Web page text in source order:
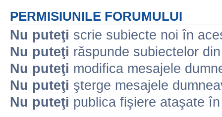
PERMISIUNILE FORUMULUI
Nu puteţi scrie subiecte noi în
Nu puteţi răspunde subiectelor
Nu puteţi modifica mesajele
Nu puteţi şterge mesajele
Nu puteţi publica fişiere ataşate